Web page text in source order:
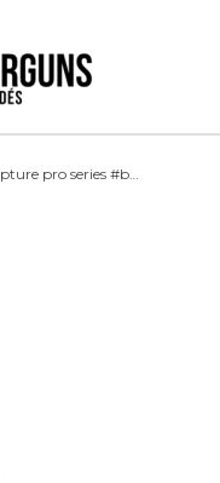
pro series #bh, 15cm